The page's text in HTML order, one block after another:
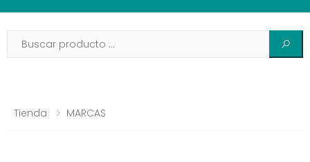
Tienda MARCAS